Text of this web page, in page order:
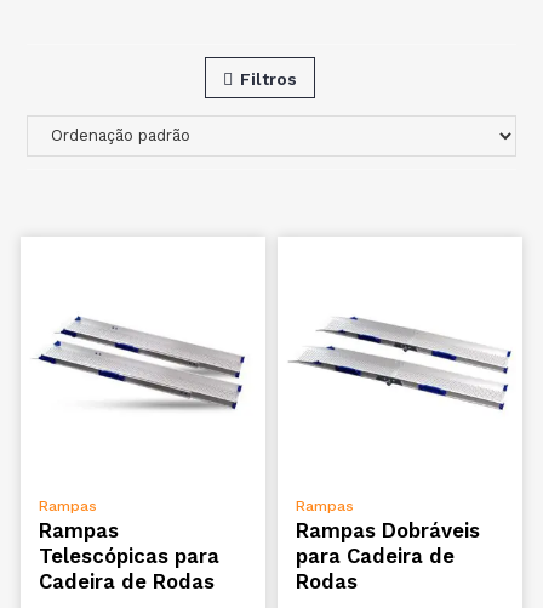
Filtros
Rampas
Rampas
Telescópicas para
Cadeira de Rodas
Rampas
Rampas Dobráveis
para Cadeira de
Rodas